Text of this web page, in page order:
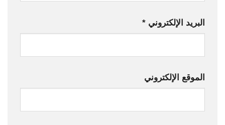
البريد الإلكتروني *
الموقع الإلكتروني